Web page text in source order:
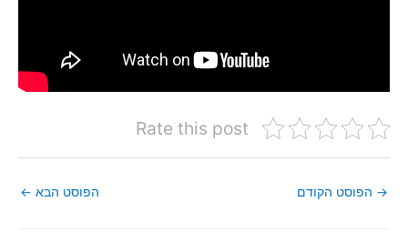
Rate this post
→ הפוסט הקודם הפוסט הבא ←